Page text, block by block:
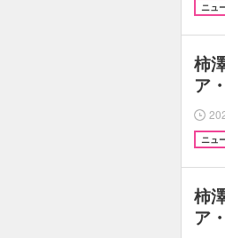
ニュ
柿
ア
ニュ
柿
ア